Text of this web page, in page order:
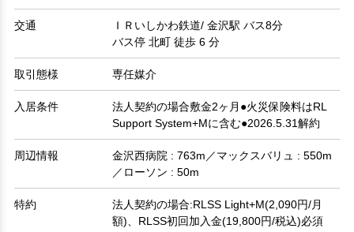
交通
ＩＲいしかわ鉄道/ 金沢駅 バス8分
バス停 北町 徒歩 6 分
取引態様 専任媒介
入居条件
法人契約の場合敷金2ヶ月●火災保険料はRL
Support System+Mに含む●2026.5.31解約
周辺情報
金沢西病院 : 763m／マックスバリュ : 550m
／ローソン : 50m
特約
法人契約の場合:RLSS Light+M(2,090円/月
額)、RLSS初回加入金(19,800円/税込)必須